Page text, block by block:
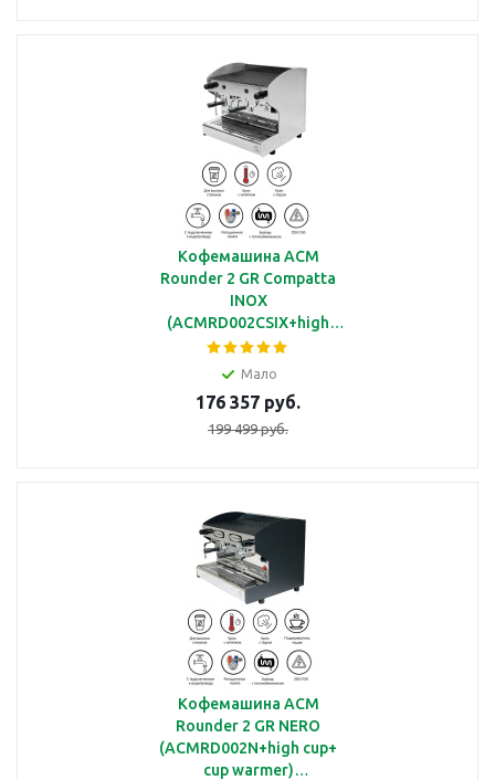
Кофемашина ACM
Rounder 2 GR Compatta
INOX
(ACMRD002CSIX+high
cup)
полуавтоматическая с 2
чашки
Мало
176 357 руб.
199 499 руб.
Кофемашина ACM
Rounder 2 GR NERO
(ACMRD002N+high cup+
cup warmer)